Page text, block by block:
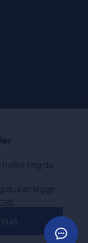
15:30.
ting du
du kan legge